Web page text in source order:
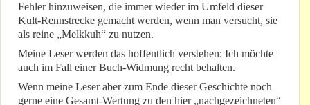
Fehler hinzuweisen, die immer wieder im Umfeld dieser
Kult-Rennstrecke gemacht werden, wenn man versucht, sie
als reine „Melkkuh“ zu nutzen.
Meine Leser werden das hoffentlich verstehen: Ich möchte
auch im Fall einer Buch-Widmung recht behalten.
Wenn meine Leser aber zum Ende dieser Geschichte noch
gerne eine Gesamt-Wertung zu den hier „nachgezeichneten“